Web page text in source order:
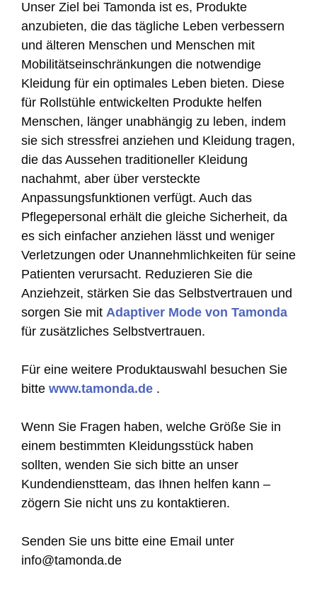
Unser Ziel bei Tamonda ist es, Produkte
anzubieten, die das tägliche Leben verbessern
und älteren Menschen und Menschen mit
Mobilitätseinschränkungen die notwendige
Kleidung für ein optimales Leben bieten. Diese
für Rollstühle entwickelten Produkte helfen
Menschen, länger unabhängig zu leben, indem
sie sich stressfrei anziehen und Kleidung tragen,
die das Aussehen traditioneller Kleidung
nachahmt, aber über versteckte
Anpassungsfunktionen verfügt. Auch das
Pflegepersonal erhält die gleiche Sicherheit, da
es sich einfacher anziehen lässt und weniger
Verletzungen oder Unannehmlichkeiten für seine
Patienten verursacht. Reduzieren Sie die
Anziehzeit, stärken Sie das Selbstvertrauen und
sorgen Sie mit Adaptiver Mode von Tamonda
für zusätzliches Selbstvertrauen.
Für eine weitere Produktauswahl besuchen Sie
bitte www.tamonda.de .
Wenn Sie Fragen haben, welche Größe Sie in
einem bestimmten Kleidungsstück haben
sollten, wenden Sie sich bitte an unser
Kundendienstteam, das Ihnen helfen kann –
zögern Sie nicht uns zu kontaktieren.
Senden Sie uns bitte eine Email unter
info@tamonda.de